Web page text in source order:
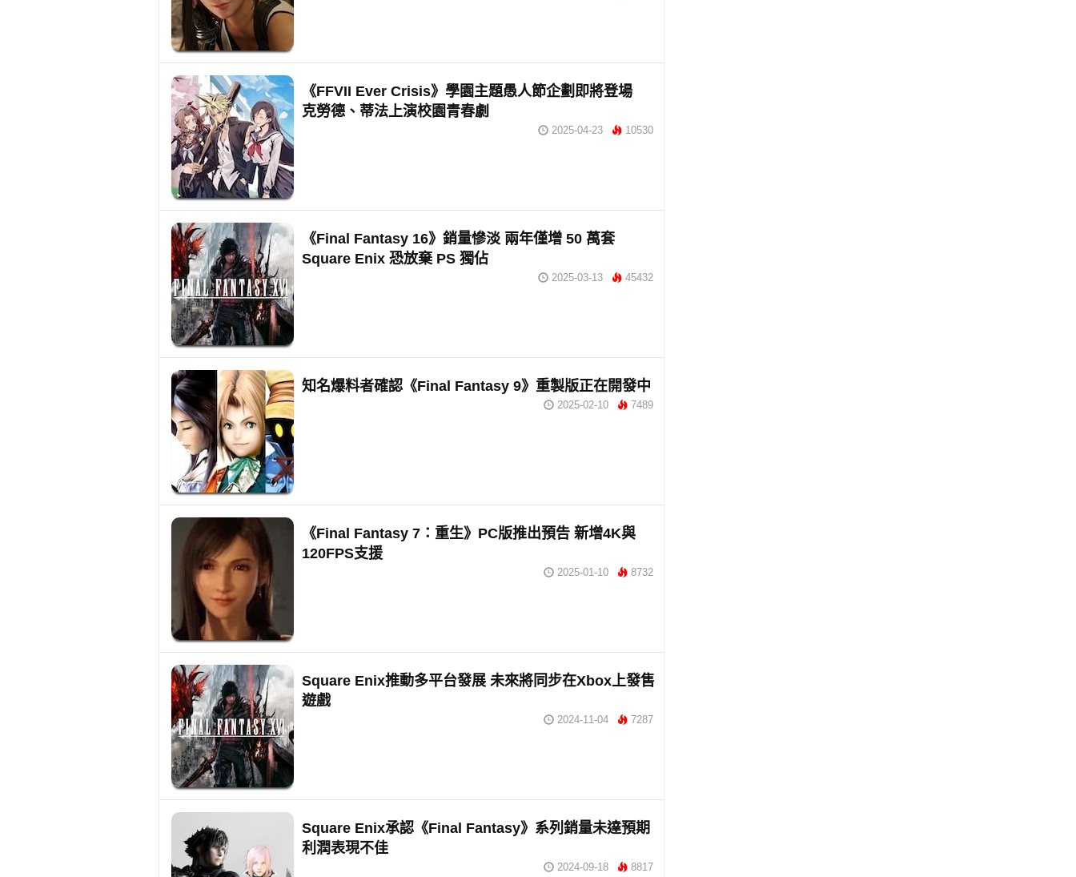
《FFVII Ever Crisis》學園主題愚人節企劃即將登場
克勞德、蒂法上演校園青春劇
2025-04-23 10530
《Final Fantasy 16》銷量慘淡 兩年僅增 50 萬套
Square Enix 恐放棄 PS 獨佔
2025-03-13 45432
知名爆料者確認《Final Fantasy 9》重製版正在開發中
2025-02-10 7489
《Final Fantasy 7：重生》PC版推出預告 新增4K與
120FPS支援
2025-01-10 8732
Square Enix推動多平台發展 未來將同步在Xbox上發售
遊戲
2024-11-04 7287
Square Enix承認《Final Fantasy》系列銷量未達預期
利潤表現不佳
2024-09-18 8817